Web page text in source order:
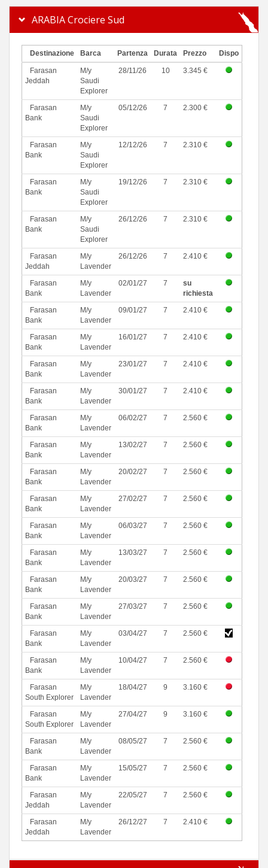
ARABIA Crociere Sud
Destinazione Barca Partenza Durata Prezzo Dispo
Farasan
Jeddah
M/y
Saudi
Explorer
28/11/26 10 3.345 €
Farasan
Bank
M/y
Saudi
Explorer
05/12/26 7 2.300 €
Farasan
Bank
M/y
Saudi
Explorer
12/12/26 7 2.310 €
Farasan
Bank
M/y
Saudi
Explorer
19/12/26 7 2.310 €
Farasan
Bank
M/y
Saudi
Explorer
26/12/26 7 2.310 €
Farasan
Jeddah
M/y
Lavender
26/12/26 7 2.410 €
Farasan
Bank
M/y
Lavender
02/01/27 7
su
richiesta
Farasan
Bank
M/y
Lavender
09/01/27 7 2.410 €
Farasan
Bank
M/y
Lavender
16/01/27 7 2.410 €
Farasan
Bank
M/y
Lavender
23/01/27 7 2.410 €
Farasan
Bank
M/y
Lavender
30/01/27 7 2.410 €
Farasan
Bank
M/y
Lavender
06/02/27 7 2.560 €
Farasan
Bank
M/y
Lavender
13/02/27 7 2.560 €
Farasan
Bank
M/y
Lavender
20/02/27 7 2.560 €
Farasan
Bank
M/y
Lavender
27/02/27 7 2.560 €
Farasan
Bank
M/y
Lavender
06/03/27 7 2.560 €
Farasan
Bank
M/y
Lavender
13/03/27 7 2.560 €
Farasan
Bank
M/y
Lavender
20/03/27 7 2.560 €
Farasan
Bank
M/y
Lavender
27/03/27 7 2.560 €
Farasan
Bank
M/y
Lavender
03/04/27 7 2.560 €
Farasan
Bank
M/y
Lavender
10/04/27 7 2.560 €
Farasan
South Explorer
M/y
Lavender
18/04/27 9 3.160 €
Farasan
South Explorer
M/y
Lavender
27/04/27 9 3.160 €
Farasan
Bank
M/y
Lavender
08/05/27 7 2.560 €
Farasan
Bank
M/y
Lavender
15/05/27 7 2.560 €
Farasan
Jeddah
M/y
Lavender
22/05/27 7 2.560 €
Farasan
Jeddah
M/y
Lavender
26/12/27 7 2.410 €